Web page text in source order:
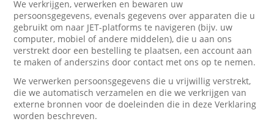
We verkrijgen, verwerken en bewaren uw
persoonsgegevens, evenals gegevens over apparaten die u
gebruikt om naar JET-platforms te navigeren (bijv. uw
computer, mobiel of andere middelen), die u aan ons
verstrekt door een bestelling te plaatsen, een account aan
te maken of anderszins door contact met ons op te nemen.
We verwerken persoonsgegevens die u vrijwillig verstrekt,
die we automatisch verzamelen en die we verkrijgen van
externe bronnen voor de doeleinden die in deze Verklaring
worden beschreven.